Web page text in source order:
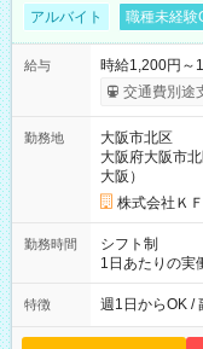
アルバイト 職種未経験
給与
時給1,200円～
交通費別途
勤務地
大阪市北区
大阪府大阪市
大阪）
株式会社Ｋ
勤務時間
シフト制
1日あたりの実
9:30~18:00 実
16:00~21:30
特徴 週1日からOK /